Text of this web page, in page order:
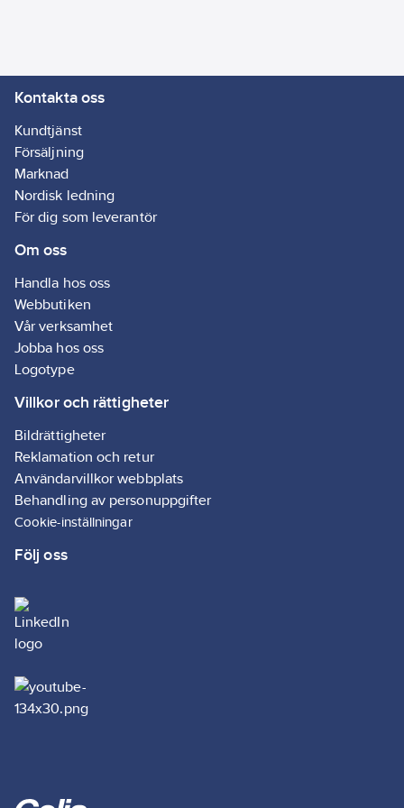
egenskapskriterier
avseende miljö- och
hälsofarliga
egenskaper.
Ljudreduktionstal : 58
dB.
Lev. artikelnr:
Ean
artikelnr:
7317761029038
Materialklass TG1110
Kontakta oss
Kundtjänst
Försäljning
Marknad
Nordisk ledning
För dig som leverantör
Om oss
Handla hos oss
Webbutiken
Vår verksamhet
Jobba hos oss
Logotype
Villkor och rättigheter
Bildrättigheter
Reklamation och retur
Användarvillkor webbplats
Behandling av personuppgifter
Cookie-inställningar
Följ oss